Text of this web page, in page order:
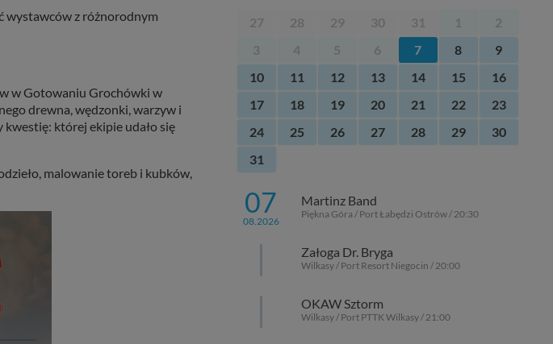
wystawców z różnorodnym
w Gotowaniu Grochówki w
drewna, wędzonki, warzyw i
której ekipie udało się
malowanie toreb i kubków,
27 28 29 30 31 1
2
3
4 5 6 7 8
9
10
11 12 13 14 15
16
17
18 19 20 21 22
23
24
25 26 27 28 29
30
31
07
08.2026
Martinz Band
Piękna Góra / Port Łabędzi Ostrów / 20:30
Załoga Dr. Bryga
Wilkasy / Port Resort Niegocin / 20:00
OKAW Sztorm
Wilkasy / Port PTTK Wilkasy / 21:00